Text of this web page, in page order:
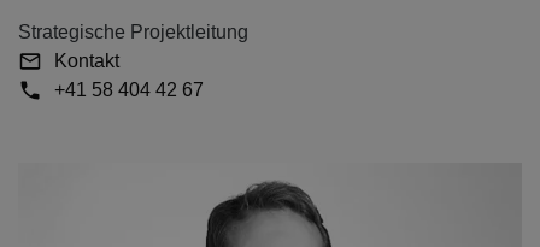
Strategische Projektleitung
Kontakt
+41 58 404 42 67